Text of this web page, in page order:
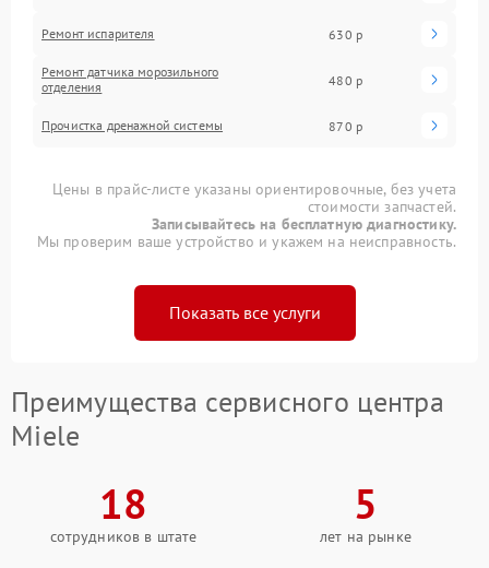
Ремонт испарителя 630 р
Ремонт датчика морозильного
отделения
480 р
Прочистка дренажной системы 870 р
Цены в прайс-листе указаны ориентировочные, без учета
стоимости запчастей.
Записывайтесь на бесплатную диагностику.
Мы проверим ваше устройство и укажем на неисправность.
Показать все услуги
Преимущества сервисного центра
Miele
18
сотрудников в штате
5
лет на рынке